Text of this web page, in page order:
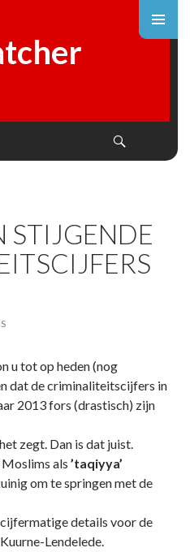
STIJGENDE
u tot op heden (nog
dat de criminaliteitscijfers in
2013 fors (drastisch) zijn
zegt. Dan is dat juist.
als ’taqiyya’
om te springen met de
details voor de
Lendelede.